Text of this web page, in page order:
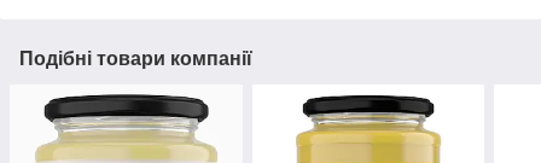
Подібні товари компанії